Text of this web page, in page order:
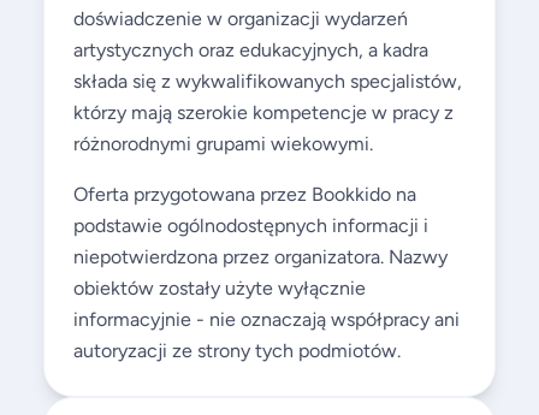
doświadczenie w organizacji wydarzeń
artystycznych oraz edukacyjnych, a kadra
składa się z wykwalifikowanych specjalistów,
którzy mają szerokie kompetencje w pracy z
różnorodnymi grupami wiekowymi.
Oferta przygotowana przez Bookkido na
podstawie ogólnodostępnych informacji i
niepotwierdzona przez organizatora. Nazwy
obiektów zostały użyte wyłącznie
informacyjnie - nie oznaczają współpracy ani
autoryzacji ze strony tych podmiotów.